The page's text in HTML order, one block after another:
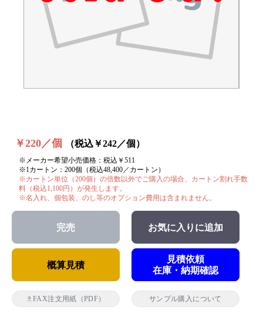
￥220／個 （税込￥242／個）
※メーカー希望小売価格：税込￥511
※1カートン：200個（税込48,400／カートン）
※カートン単位（200個）の倍数以外でご購入の場合、カートン割れ手数
料（税込1,100円）が発生します。
※名入れ、個包装、のし等のオプション費用は含まれません。
完売 お気に入りに追加
概算見積
見積依頼
在庫・納期確認
FAX注文用紙（PDF） サンプル購入について